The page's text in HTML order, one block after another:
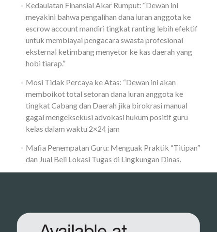
Kedaulatan Finansial Akar Rumput: “Dewan ini
meyakini bahwa pengalihan dana iuran anggota ke
escrow account mandiri tingkat ranting lebih efektif
untuk membiayai pengacara swasta profesional
eksternal ketimbang menyetor ke kas daerah yang
hobi tiarap.”
Mosi Tidak Percaya ke Atas: “Dewan ini akan
memboikot total setoran dana iuran anggota ke
tingkat Cabang dan Daerah jika birokrasi manual
gagal mengeksekusi advokasi hukum positif guru
kelas dalam waktu 2×24 jam
Mafia Penempatan Guru: Menguak Praktik “Titipan”
dan Jual Beli Lokasi Tugas di Lingkungan Dinas.